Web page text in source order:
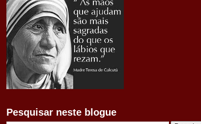
Pesquisar neste blogue